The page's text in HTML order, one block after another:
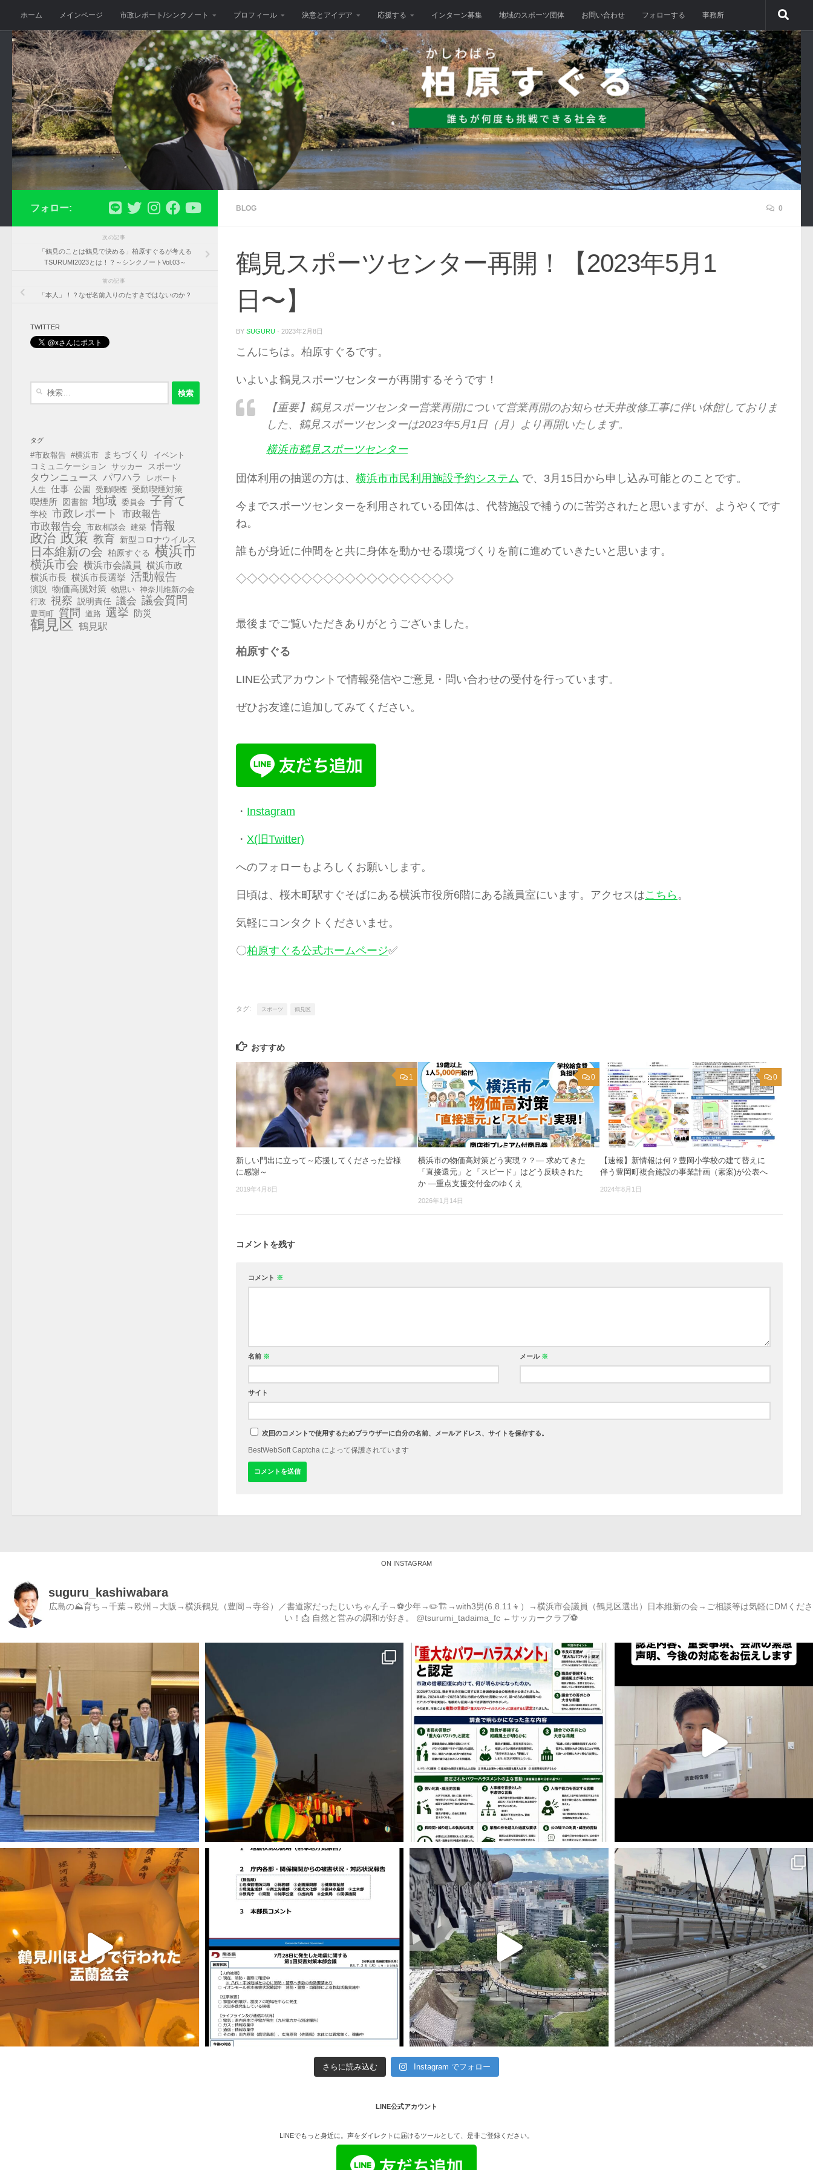
コンテンツへスキップ
ホーム メインページ 市政レポート/シンクノート プロフィール 決意とアイデア 応援する インターン募集 地域のスポーツ団体 お問い合わせ フォローする 事務所
BLOG 0
鶴見スポーツセンター再開！【2023年5月1
日〜】
BY SUGURU · 2023年2月8日
こんにちは。柏原すぐるです。
いよいよ鶴見スポーツセンターが再開するそうです！
【重要】鶴見スポーツセンター営業再開について営業再開のお知らせ天井改修工事に伴い休館しておりま
した、鶴見スポーツセンターは2023年5月1日（月）より再開いたします。
横浜市鶴見スポーツセンター
団体利用の抽選の方は、 横浜市市民利用施設予約システム で、3月15日から申し込み可能とのことです。
今までスポーツセンターを利用されている団体は、代替施設で補うのに苦労されたと思いますが、ようやくです
ね。
誰もが身近に仲間をと共に身体を動かせる環境づくりを前に進めていきたいと思います。
◇◇◇◇◇◇◇◇◇◇◇◇◇◇◇◇◇◇◇◇
最後までご覧いただきありがとうございました。
柏原すぐる
LINE公式アカウントで情報発信やご意見・問い合わせの受付を行っています。
ぜひお友達に追加してみてください。
・ Instagram
・ X(旧Twitter)
へのフォローもよろしくお願いします。
日頃は、桜木町駅すぐそばにある横浜市役所6階にある議員室にいます。アクセスはこちら 。
気軽にコンタクトくださいませ。
〇柏原すぐる公式ホームページ✅
タグ: スポーツ 鶴見区
おすすめ
1
新しい門出に立って～応援してくださった皆様
に感謝～
2019年4月8日
0
横浜市の物価高対策どう実現？？― 求めてきた
「直接還元」と「スピード」はどう反映された
か ―重点支援交付金のゆくえ
2026年1月14日
0
【速報】新情報は何？豊岡小学校の建て替えに
伴う豊岡町複合施設の事業計画（素案)が公表へ
2024年8月1日
コメントを残す
コメント ※
名前 ※ メール ※
サイト
次回のコメントで使用するためブラウザーに自分の名前、メールアドレス、サイトを保存する。
BestWebSoft Captcha によって保護されています
フォロー:
次の記事
「鶴見のことは鶴見で決める」柏原すぐるが考える
TSURUMI2023とは！？～シンクノートVol.03～
前の記事
「本人」！？なぜ名前入りのたすきではないのか？
TWITTER
タグ
#市政報告 #横浜市 まちづくり イベント
コミュニケーション サッカー スポーツ
タウンニュース パワハラ
レポート
人生 仕事 公園 受動喫煙
受動喫煙対策
喫煙所
図書館 地域 委員会 子育て
学校 市政レポート 市政報告
市政報告会 市政相談会 建築 情報
政治 政策 教育 新型コロナウイルス
日本維新の会 柏原すぐる 横浜市
横浜市会 横浜市会議員
横浜市政
横浜市長 横浜市長選挙 活動報告
演説 物価高騰対策 物思い 神奈川維新の会
行政 視察 説明責任 議会 議会質問
豊岡町 質問 道路 選挙 防災
鶴見区 鶴見駅
ON INSTAGRAM
suguru_kashiwabara
広島の⛰育ち→千葉→欧州→大阪→横浜鶴見（豊岡→寺谷）／書道家だったじいちゃん子→⚽️少年→✏️🏗→with3男(6.8.11👦）→横浜市会議員（鶴見区選出）日本維新の会→ご相談等は気軽にDMくださ
い！📩 自然と営みの調和が好き。 @tsurumi_tadaima_fc ←サッカークラブ⚽️
さらに読み込む Instagram でフォロー
LINE公式アカウント
LINEでもっと身近に。声をダイレクトに届けるツールとして、是非ご登録ください。